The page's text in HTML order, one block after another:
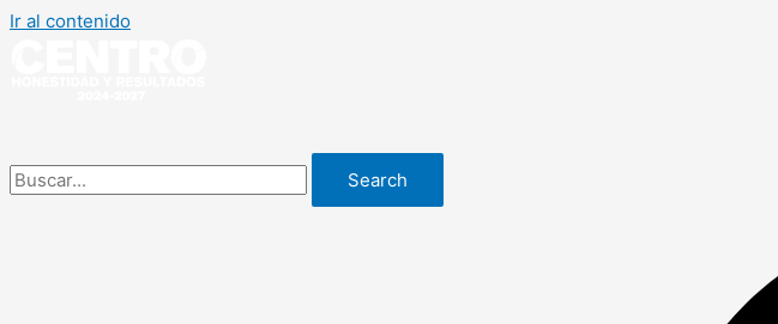
Ir al contenido
Search